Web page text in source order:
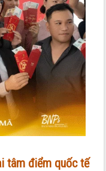
tâm điểm quốc tế